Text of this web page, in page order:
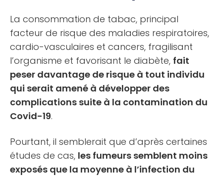
La consommation de tabac, principal
facteur de risque des maladies respiratoires,
cardio-vasculaires et cancers, fragilisant
l’organisme et favorisant le diabète, fait
peser davantage de risque à tout individu
qui serait amené à développer des
complications suite à la contamination du
Covid-19.
Pourtant, il semblerait que d’après certaines
études de cas, les fumeurs semblent moins
exposés que la moyenne à l’infection du